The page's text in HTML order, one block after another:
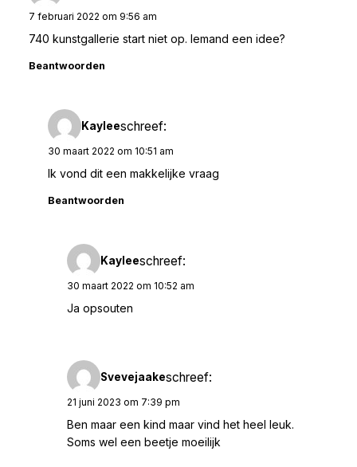
7 februari 2022 om 9:56 am
740 kunstgallerie start niet op. Iemand een idee?
Beantwoorden
Kayleeschreef:
30 maart 2022 om 10:51 am
Ik vond dit een makkelijke vraag
Beantwoorden
Kayleeschreef:
30 maart 2022 om 10:52 am
Ja opsouten
Svevejaakeschreef:
21 juni 2023 om 7:39 pm
Ben maar een kind maar vind het heel leuk.
Soms wel een beetje moeilijk